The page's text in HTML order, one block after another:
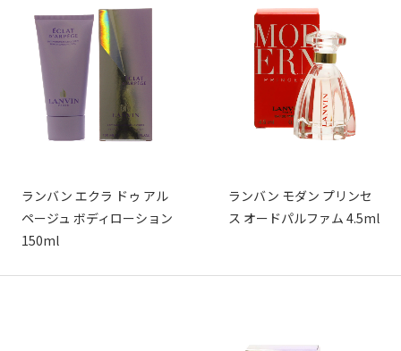
ランバン エクラ ドゥ アル
ページュ ボディローション
150ml
ランバン モダン プリンセ
ス オードパルファム 4.5ml